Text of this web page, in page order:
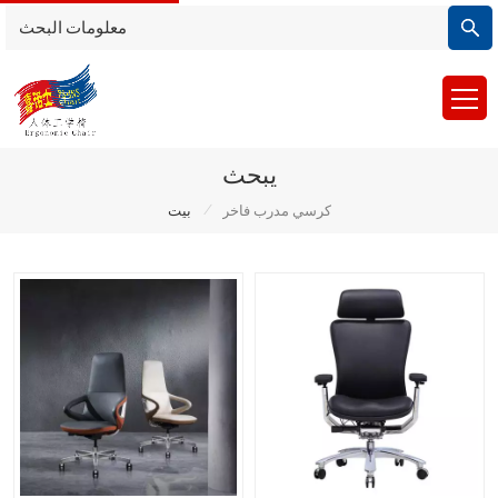
يبحث
بيت / كرسي مدرب فاخر